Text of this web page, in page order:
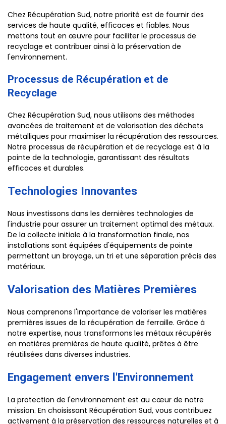
Chez Récupération Sud, notre priorité est de fournir des
services de haute qualité, efficaces et fiables. Nous
mettons tout en œuvre pour faciliter le processus de
recyclage et contribuer ainsi à la préservation de
l'environnement.
Processus de Récupération et de
Recyclage
Chez Récupération Sud, nous utilisons des méthodes
avancées de traitement et de valorisation des déchets
métalliques pour maximiser la récupération des ressources.
Notre processus de récupération et de recyclage est à la
pointe de la technologie, garantissant des résultats
efficaces et durables.
Technologies Innovantes
Nous investissons dans les dernières technologies de
l'industrie pour assurer un traitement optimal des métaux.
De la collecte initiale à la transformation finale, nos
installations sont équipées d'équipements de pointe
permettant un broyage, un tri et une séparation précis des
matériaux.
Valorisation des Matières Premières
Nous comprenons l'importance de valoriser les matières
premières issues de la récupération de ferraille. Grâce à
notre expertise, nous transformons les métaux récupérés
en matières premières de haute qualité, prêtes à être
réutilisées dans diverses industries.
Engagement envers l'Environnement
La protection de l'environnement est au cœur de notre
mission. En choisissant Récupération Sud, vous contribuez
activement à la préservation des ressources naturelles et à